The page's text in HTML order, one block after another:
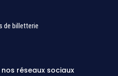
de billetterie
réseaux sociaux